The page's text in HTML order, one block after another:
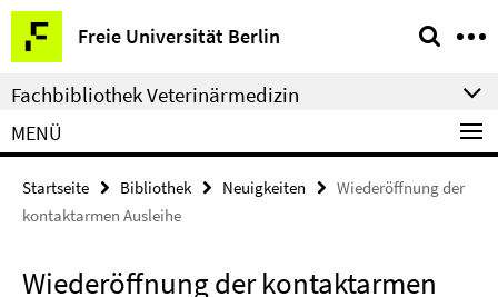
Springe
direkt
zu
Inhalt
Freie Universität Berlin
Service-
Navigation
Fachbibliothek Veterinärmedizin
MENÜ
Startseite Bibliothek Neuigkeiten
Wiederöffnung der
kontaktarmen Ausleihe
Wiederöffnung der kontaktarmen